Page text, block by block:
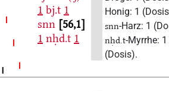
1 bj.t 1
snn 56,1
1 nḥd.t 1
Honig: 1
snn-Harz: 1
nḥd.t-Myrrhe: 1
(Dosis).